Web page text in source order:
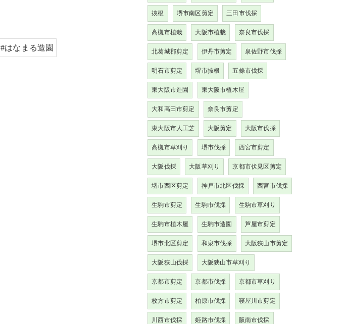
#はなまる造園
抜根 堺市南区剪定 三田市伐採
高槻市植栽 大阪市植栽 奈良市伐採
北葛城郡剪定 伊丹市剪定 泉佐野市伐採
明石市剪定 堺市抜根 五條市伐採
東大阪市造園 東大阪市植木屋
大和高田市剪定 奈良市剪定
東大阪市人工芝 大阪剪定 大阪市伐採
高槻市草刈り 堺市伐採 西宮市剪定
大阪伐採 大阪草刈り 京都市伏見区剪定
堺市西区剪定 神戸市北区伐採 西宮市伐採
生駒市剪定 生駒市伐採 生駒市草刈り
生駒市植木屋 生駒市造園 芦屋市剪定
堺市北区剪定 和泉市伐採 大阪狭山市剪定
大阪狭山伐採 大阪狭山市草刈り
京都市剪定 京都市伐採 京都市草刈り
枚方市剪定 柏原市伐採 寝屋川市剪定
川西市伐採 姫路市伐採 阪南市伐採